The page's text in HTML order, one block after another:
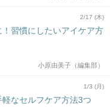
2/17 (木)
習慣にしたいアイケア方
小原由美子（編集部）
1/3 (月)
軽なセルフケア方法3つ